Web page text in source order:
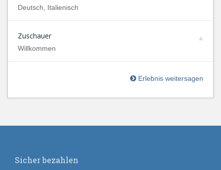
Deutsch, Italienisch
Zuschauer
Willkommen
Erlebnis weitersagen
Sicher bezahlen